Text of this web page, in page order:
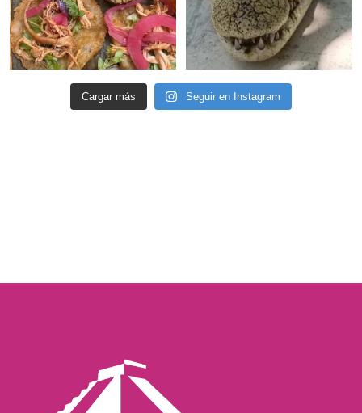
Cargar más Seguir en Instagram